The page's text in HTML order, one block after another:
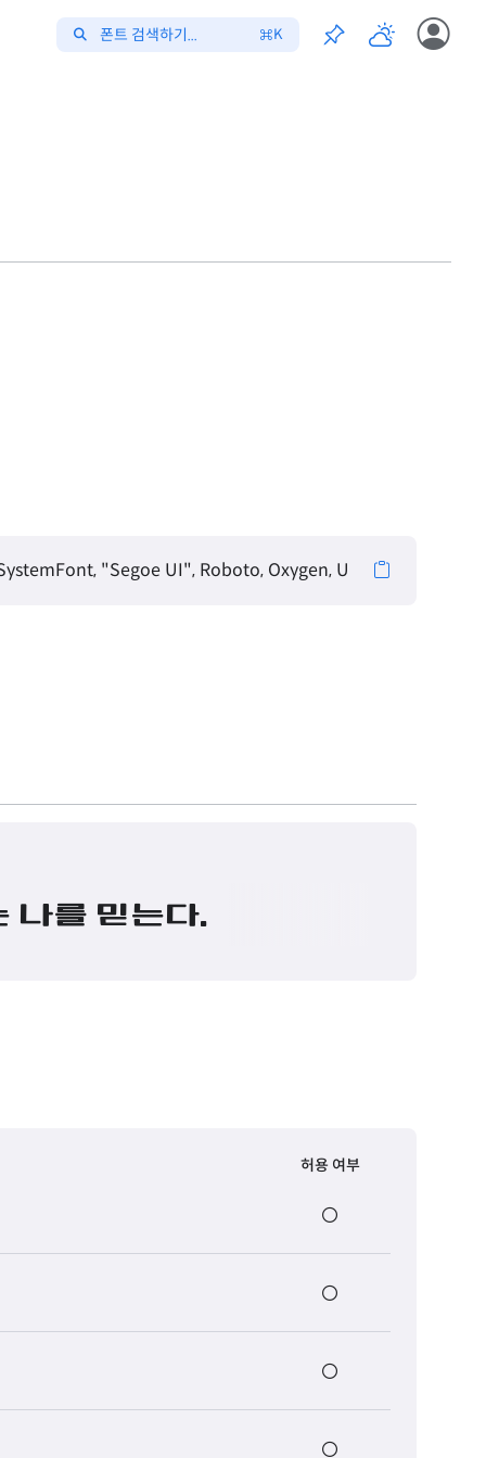
폰트 검색하기... K
"Segoe UI", Roboto, Oxygen, Ubuntu,
나를 믿는다.
허용 여부